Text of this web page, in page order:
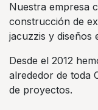
Nuestra empresa
construcción de
jacuzzis y diseños
Desde el 2012
alrededor de toda
de proyectos.